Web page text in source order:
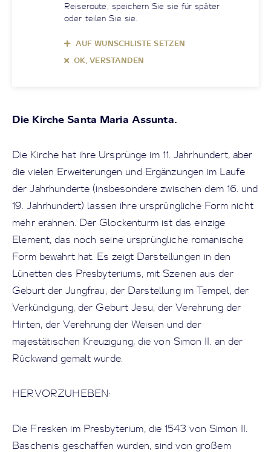
Reiseroute, speichern Sie sie für später
oder teilen Sie sie.
AUF WUNSCHLISTE SETZEN
OK, VERSTANDEN
Die Kirche Santa Maria Assunta.
Die Kirche hat ihre Ursprünge im 11. Jahrhundert, aber
die vielen Erweiterungen und Ergänzungen im Laufe
der Jahrhunderte (insbesondere zwischen dem 16. und
19. Jahrhundert) lassen ihre ursprüngliche Form nicht
mehr erahnen. Der Glockenturm ist das einzige
Element, das noch seine ursprüngliche romanische
Form bewahrt hat. Es zeigt Darstellungen in den
Lünetten des Presbyteriums, mit Szenen aus der
Geburt der Jungfrau, der Darstellung im Tempel, der
Verkündigung, der Geburt Jesu, der Verehrung der
Hirten, der Verehrung der Weisen und der
majestätischen Kreuzigung, die von Simon II. an der
Rückwand gemalt wurde.
HERVORZUHEBEN:
Die Fresken im Presbyterium, die 1543 von Simon II.
Baschenis geschaffen wurden, sind von großem